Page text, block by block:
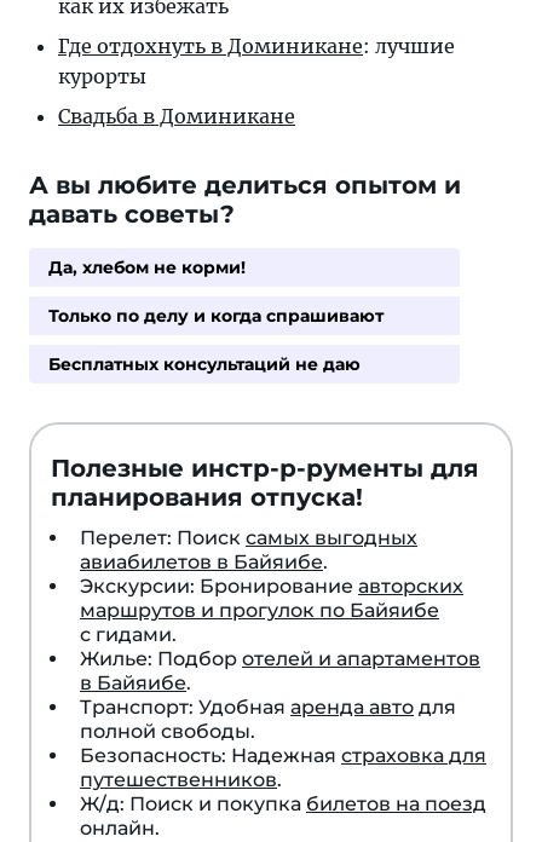
как их избежать
Где отдохнуть в Доминикане: лучшие
курорты
Свадьба в Доминикане
А вы любите делиться опытом и
давать советы?
Да, хлебом не корми!
Только по делу и когда спрашивают
Бесплатных консультаций не даю
Полезные инстр-р-рументы для
планирования отпуска!
Перелет: Поиск самых выгодных
авиабилетов в Байяибе.
Экскурсии: Бронирование авторских
маршрутов и прогулок по Байяибе
с гидами.
Жилье: Подбор отелей и апартаментов
в Байяибе.
Транспорт: Удобная аренда авто для
полной свободы.
Безопасность: Надежная страховка для
путешественников.
Ж/д: Поиск и покупка билетов на поезд
онлайн.